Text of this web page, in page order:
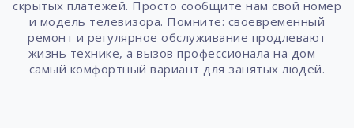
скрытых платежей. Просто сообщите нам свой номер
и модель телевизора. Помните: своевременный
ремонт и регулярное обслуживание продлевают
жизнь технике, а вызов профессионала на дом –
самый комфортный вариант для занятых людей.